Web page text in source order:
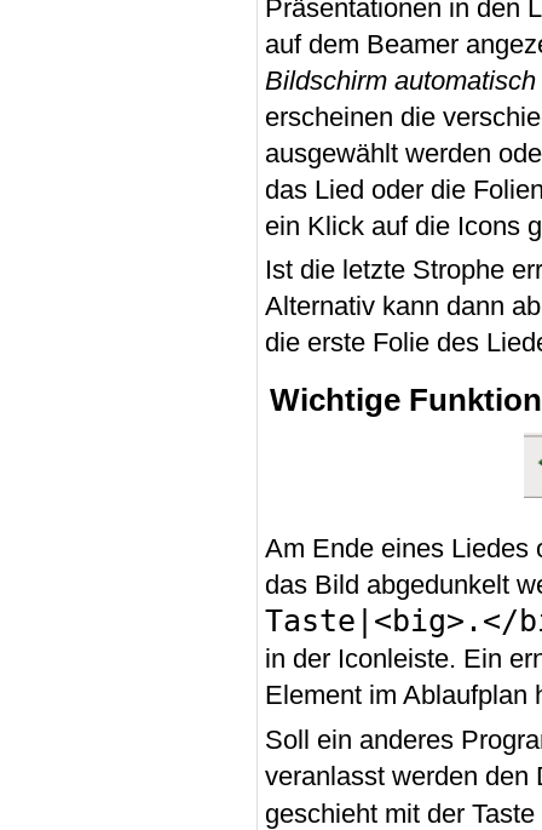
Präsentationen in den
auf dem Beamer
Bildschirm
erscheinen die
ausgewählt werden
das Lied oder die
ein Klick auf die Icons
Ist die letzte Strophe
Alternativ kann dann
die erste Folie des
Wichtige
Am Ende eines Liedes
das Bild abgedunkelt
Taste|<big>.</
in der Iconleiste. Ein
Element im Ablaufplan
Soll ein anderes
veranlasst werden den
geschieht mit der Taste